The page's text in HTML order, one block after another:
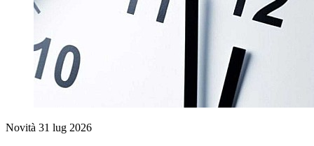
Novità 31 lug 2026